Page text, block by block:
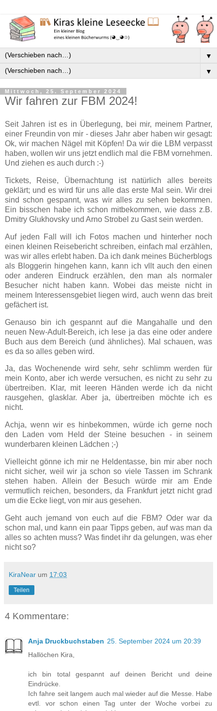
▼
▼
Mittwoch, 25. September 2024
Wir fahren zur FBM 2024!
Seit Jahren ist es in Überlegung, bei mir, meinem Partner,
einer Freundin von mir - dieses Jahr aber haben wir gesagt:
Ok, wir machen Nägel mit Köpfen! Da wir die LBM verpasst
haben, wollen wir uns jetzt endlich mal die FBM vornehmen.
Und ziehen es auch durch :-)
Tickets, Reise, Übernachtung ist natürlich alles bereits
geklärt; und es wird für uns alle das erste Mal sein. Wir drei
sind schon gespannt, was wir alles zu sehen bekommen.
Ein bisschen habe ich schon mitbekommen, wie dass z.B.
Dmitry Glukhovsky und Arno Strobel zu Gast sein werden.
Auf jeden Fall will ich Fotos machen und hinterher noch
einen kleinen Reisebericht schreiben, einfach mal erzählen,
was wir alles erlebt haben. Da ich dank meines Bücherblogs
als Bloggerin hingehen kann, kann ich vllt auch den einen
oder anderen Eindruck erzählen, den man als normaler
Besucher nicht haben kann. Wobei das meiste nicht in
meinem Interessensgebiet liegen wird, auch wenn das breit
gefächert ist.
Genauso bin ich gespannt auf die Mangahalle und den
neuen New-Adult-Bereich, ich lese ja das eine oder andere
Buch aus dem Bereich (und ähnliches). Mal schauen, was
es da so alles geben wird.
Ja, das Wochenende wird sehr, sehr schlimm werden für
mein Konto, aber ich werde versuchen, es nicht zu sehr zu
übertreiben. Klar, mit leeren Händen werde ich da nicht
rausgehen, glasklar. Aber ja, übertreiben möchte ich es
nicht.
Achja, wenn wir es hinbekommen, würde ich gerne noch
den Laden vom Held der Steine besuchen - in seinem
wunderbaren kleinen Lädchen ;-)
Vielleicht gönne ich mir ne Heldentasse, bin mir aber noch
nicht sicher, weil wir ja schon so viele Tassen im Schrank
stehen haben. Allein der Besuch würde mir am Ende
vermutlich reichen, besonders, da Frankfurt jetzt nicht grad
um die Ecke liegt, von mir aus gesehen.
Geht auch jemand von euch auf die FBM? Oder war da
schon mal, und kann ein paar Tipps geben, auf was man da
alles so achten muss? Was findet ihr da gelungen, was eher
nicht so?
KiraNear um 17:03
Teilen
4 Kommentare:
Anja Druckbuchstaben 25. September 2024 um 20:39
Hallöchen Kira,
ich bin total gespannt auf deinen Bericht und deine
Eindrücke.
Ich fahre seit langem auch mal wieder auf die Messe. Habe
evtl. vor schon einen Tag unter der Woche vorbei zu